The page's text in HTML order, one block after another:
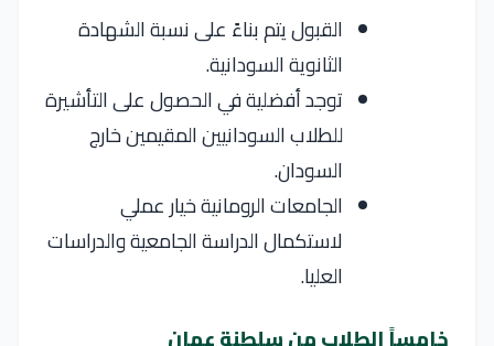
القبول يتم بناءً على نسبة الشهادة
الثانوية السودانية.
توجد أفضلية في الحصول على التأشيرة
للطلاب السودانيين المقيمين خارج
السودان.
الجامعات الرومانية خيار عملي
لاستكمال الدراسة الجامعية والدراسات
العليا.
خامساً الطلاب من سلطنة عمان